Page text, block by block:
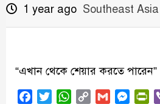
1 year ago Southeast
“এখান থেকে শেয়ার করতে পারেন”
FacebookTwitterWhatsApp
Copy
Gmail